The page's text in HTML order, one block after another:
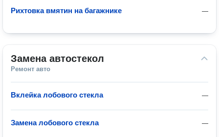
—
Рихтовка вмятин на багажнике
Замена автостекол
Ремонт авто
—
Вклейка лобового стекла
—
Замена лобового стекла